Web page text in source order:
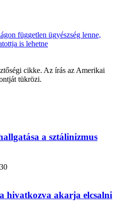
független ügyészség lenne,
is lehetne
cikke. Az írás az Amerikai
tükrözi.
a sztálinizmus
hivatkozva akarja elcsalni